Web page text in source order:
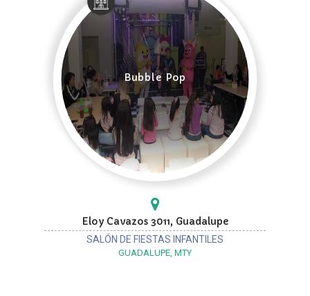
Bubble Pop
Eloy Cavazos 3011, Guadalupe
SALÓN DE FIESTAS INFANTILES
GUADALUPE, MTY